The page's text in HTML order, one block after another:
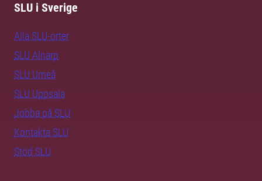
SLU i Sverige
Alla SLU-orter
SLU Alnarp
SLU Umeå
SLU Uppsala
Jobba på SLU
Kontakta SLU
Stöd SLU